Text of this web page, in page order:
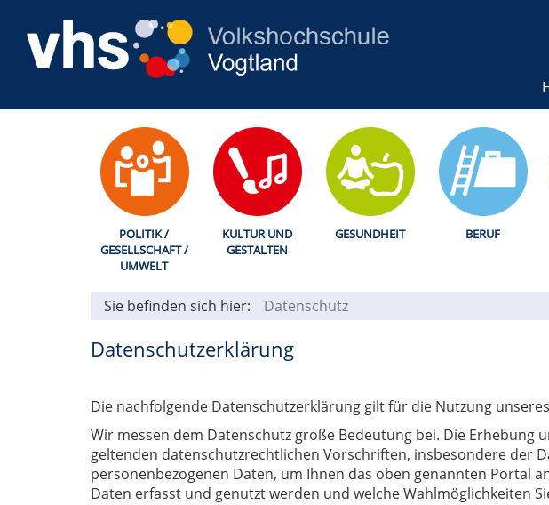
POLITIK /
GESELLSCHAFT /
UMWELT
KULTUR UND
GESTALTEN
GESUNDHEIT BERUF
Sie befinden sich hier: Datenschutz
Datenschutzerklärung
Die nachfolgende Datenschutzerklärung gilt für die Nutzung
Wir messen dem Datenschutz große Bedeutung bei. Die
geltenden datenschutzrechtlichen Vorschriften, insbesondere der
personenbezogenen Daten, um Ihnen das oben genannten Portal
Daten erfasst und genutzt werden und welche Wahlmöglichkeiten